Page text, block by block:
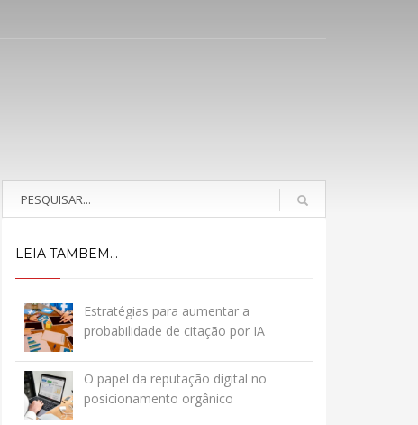
LEIA TAMBEM...
Estratégias para aumentar a
probabilidade de citação por IA
O papel da reputação digital no
posicionamento orgânico